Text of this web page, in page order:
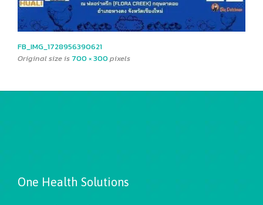
FB_IMG_1728956390621
Original size is 700 × 300 pixels
One Health Solutions